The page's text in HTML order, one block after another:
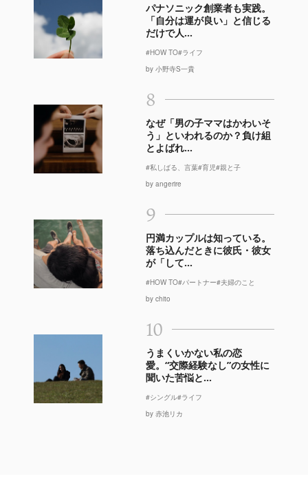
パナソニック創業者も実践。
「自分は運が良い」と信じる
だけで人...
#HOW TO#ライフ
by 小野寺S一貴
8
なぜ「男の子ママはかわいそ
う」といわれるのか？負け組
とよばれ...
#私しばる、言葉#育児#親と子
by angerire
9
円満カップルは知っている。
落ち込んだときに彼氏・彼女
が「して...
#HOW TO#パートナー#夫婦のこと
by chito
10
うまくいかない私の恋
愛。“交際経験なし”の女性に
聞いた苦悩と...
#シングル#ライフ
by 赤池リカ